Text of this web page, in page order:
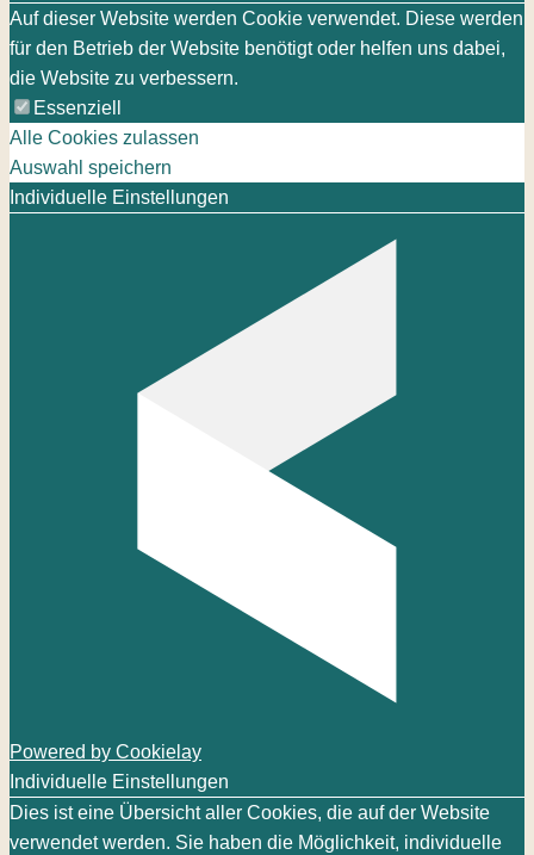
Auf dieser Website werden Cookie verwendet. Diese werden
für den Betrieb der Website benötigt oder helfen uns dabei,
die Website zu verbessern.
Essenziell
Alle Cookies zulassen
Auswahl speichern
Individuelle Einstellungen
Powered by Cookielay
Individuelle Einstellungen
Dies ist eine Übersicht aller Cookies, die auf der Website
verwendet werden. Sie haben die Möglichkeit, individuelle